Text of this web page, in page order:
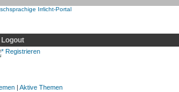
Logout
Registrieren
| Aktive Themen